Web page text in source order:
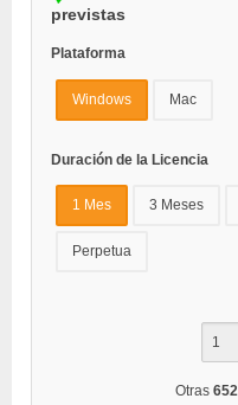
previstas
Plataforma
Windows Mac
Duración de la Licencia
1 Mes 3 Meses
Perpetua
Otras 652